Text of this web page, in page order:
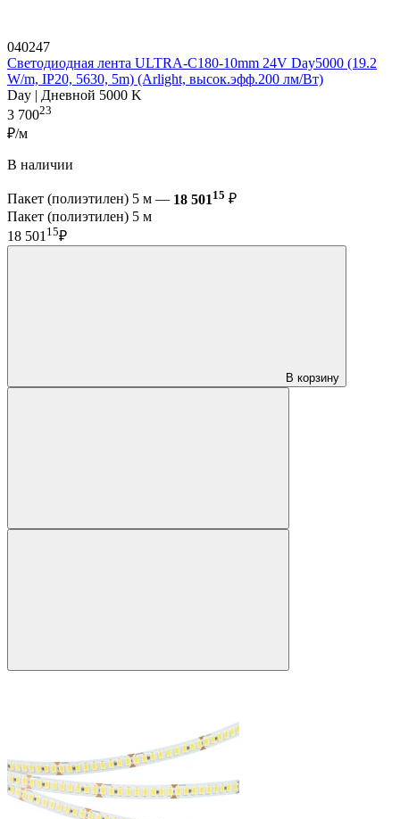
040247
Светодиодная лента ULTRA-C180-10mm 24V Day5000 (19.2
W/m, IP20, 5630, 5m) (Arlight, высок.эфф.200 лм/Вт)
Day | Дневной 5000 K
3 70023
₽/м
В наличии
Пакет (полиэтилен) 5 м — 18 501 15 ₽
Пакет (полиэтилен) 5 м
18 501 15₽
В корзину